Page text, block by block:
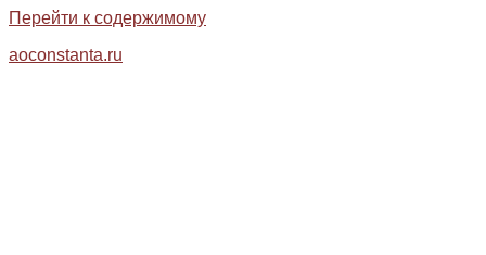
Перейти к содержимому
aoconstanta.ru